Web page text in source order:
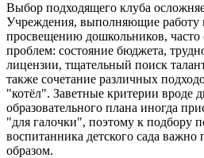
Выбор подходящего клуба
Учреждения, выполняющие работу
просвещению дошкольников, часто
проблем: состояние бюджета,
лицензии, тщательный поиск
также сочетание различных
"котёл". Заветные критерии вроде
образовательного плана иногда
"для галочки", поэтому к подбору
воспитанника детского сада важно
образом.